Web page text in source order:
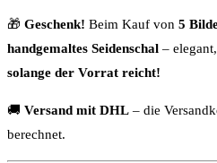
🎁 Geschenk! Beim Kauf von 5
handgemaltes Seidenschal –
solange der Vorrat reicht!
🚚 Versand mit DHL – die
berechnet.